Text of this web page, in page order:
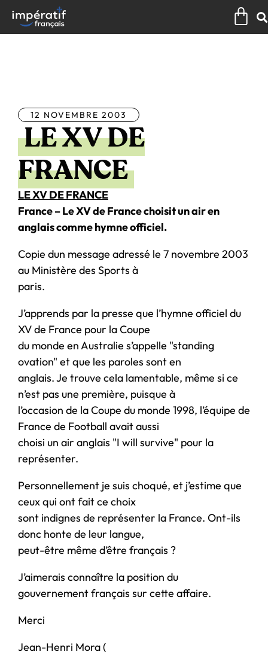
contenu
12 NOVEMBRE 2003
LE XV DE
FRANCE
LE XV DE FRANCE
France – Le XV de France choisit un air en
anglais comme hymne officiel.
Copie dun message adressé le 7 novembre 2003
au Ministère des Sports à
paris.
J’apprends par la presse que l’hymne officiel du
XV de France pour la Coupe
du monde en Australie s’appelle "standing
ovation" et que les paroles sont en
anglais. Je trouve cela lamentable, même si ce
n’est pas une première, puisque à
l’occasion de la Coupe du monde 1998, l’équipe de
France de Football avait aussi
choisi un air anglais "I will survive" pour la
représenter.
Personnellement je suis choqué, et j’estime que
ceux qui ont fait ce choix
sont indignes de représenter la France. Ont-ils
donc honte de leur langue,
peut-être même d’être français ?
J’aimerais connaître la position du
gouvernement français sur cette affaire.
Merci
Jean-Henri Mora (